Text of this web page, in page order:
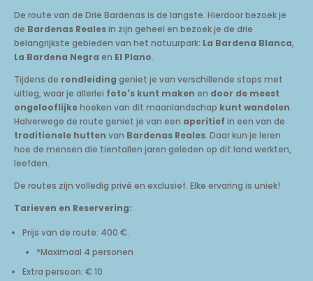
De route van de Drie Bardenas is de langste. Hierdoor bezoek je
de Bardenas Realesin zijn geheel en bezoek je de drie
belangrijkste gebieden van het natuurpark: La Bardena Blanca,
La Bardena Negra en El Plano.
Tijdens de rondleiding geniet je van verschillende stops met
uitleg, waar je allerlei foto's kunt maken en door de meest
ongelooflijkehoeken van dit maanlandschap kunt wandelen.
Halverwege de route geniet je van een aperitief in een van de
traditionele hutten van Bardenas Reales. Daar kun je leren
hoe de mensen die tientallen jaren geleden op dit land werkten,
leefden.
De routes zijn volledig privé en exclusief. Elke ervaring is uniek!
Tarieven en Reservering:
Prijs van de route: 400 €.
*Maximaal 4 personen
Extra persoon: € 10